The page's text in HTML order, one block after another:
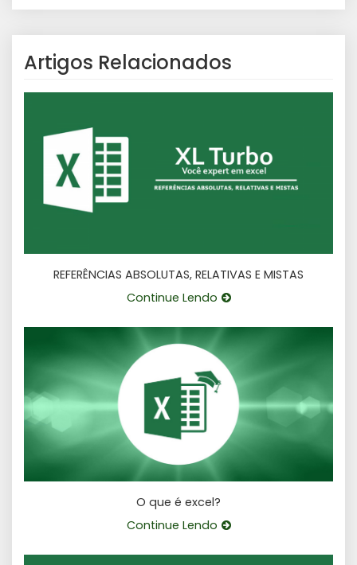
Artigos Relacionados
REFERÊNCIAS ABSOLUTAS, RELATIVAS E MISTAS
Continue Lendo
O que é excel?
Continue Lendo